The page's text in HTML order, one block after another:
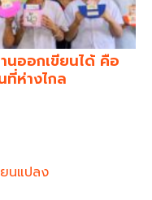
นออกเขียนได้ คือ
ห่างไกล
ยนแปลง